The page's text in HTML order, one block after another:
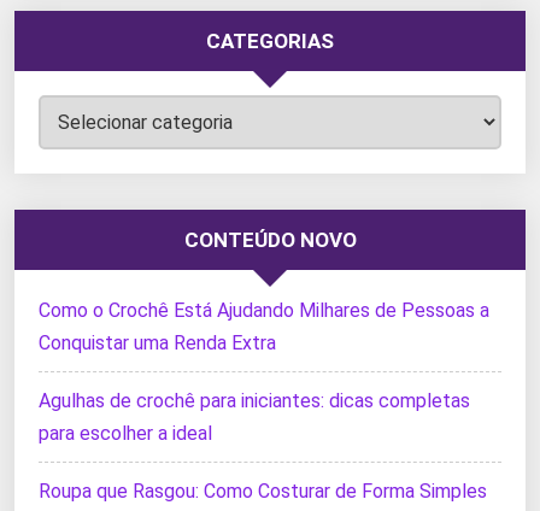
CATEGORIAS
Categorias
CONTEÚDO NOVO
Como o Crochê Está Ajudando Milhares de Pessoas a
Conquistar uma Renda Extra
Agulhas de crochê para iniciantes: dicas completas
para escolher a ideal
Roupa que Rasgou: Como Costurar de Forma Simples